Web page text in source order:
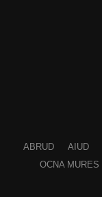
ABRUD AIUD
OCNA MURES